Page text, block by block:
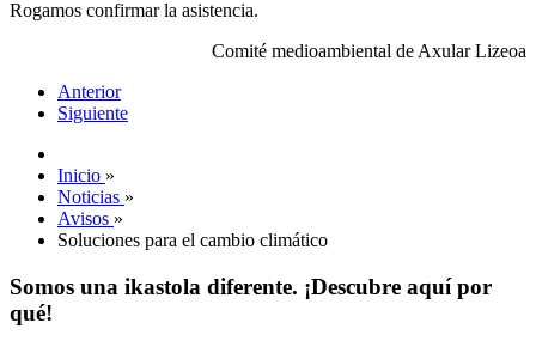
Rogamos confirmar la asistencia.
Comité medioambiental de Axular Lizeoa
Anterior
Siguiente
Inicio »
Noticias »
Avisos »
Soluciones para el cambio climático
Somos una ikastola diferente. ¡Descubre aquí por
qué!